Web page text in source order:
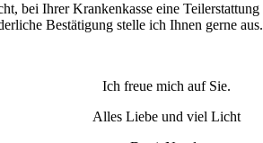
bei Ihrer Krankenkasse eine
Bestätigung stelle ich Ihnen gerne aus.
Ich freue mich auf Sie.
Alles Liebe und viel Licht